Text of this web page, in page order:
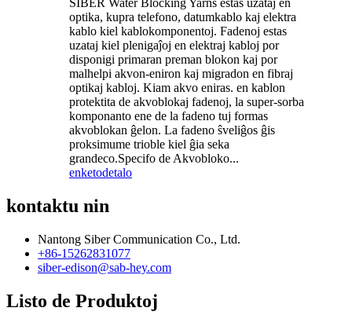
optika, kupra telefono, datumkablo kaj elektra
kablo kiel kablokomponentoj. Fadenoj estas
uzataj kiel plenigaĵoj en elektraj kabloj por
disponigi primaran preman blokon kaj por
malhelpi akvon-eniron kaj migradon en fibraj
optikaj kabloj. Kiam akvo eniras. en kablon
protektita de akvoblokaj fadenoj, la super-sorba
komponanto ene de la fadeno tuj formas
akvoblokan ĝelon. La fadeno ŝveliĝos ĝis
proksimume trioble kiel ĝia seka
grandeco.Specifo de Akvobloko...
enketodetalo
kontaktu nin
Nantong Siber Communication Co., Ltd.
+86-15262831077
siber-edison@sab-hey.com
Listo de Produktoj